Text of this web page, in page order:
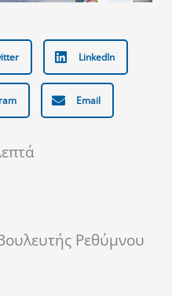
LinkedIn
Email
Ρεθύμνου